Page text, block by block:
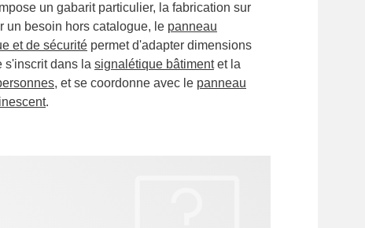
un gabarit particulier, la fabrication sur
un besoin hors catalogue, le panneau
et de sécurité permet d'adapter dimensions
s'inscrit dans la signalétique bâtimentet la
, et se coordonne avec le panneau
.